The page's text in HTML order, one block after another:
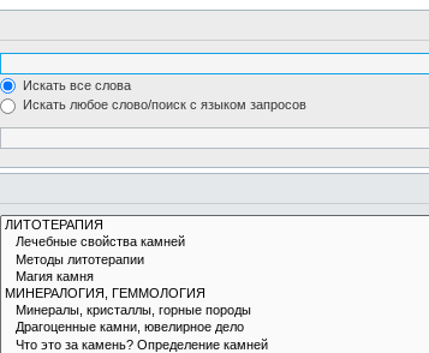
Искать все слова
Искать любое слово/поиск с языком запросов